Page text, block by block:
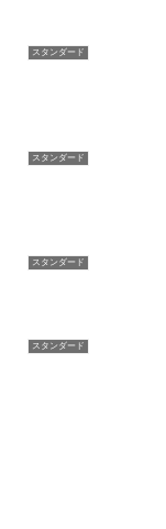
スタンダード
スタンダード
スタンダード
スタンダード